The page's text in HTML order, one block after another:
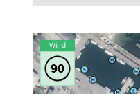
Wind
90